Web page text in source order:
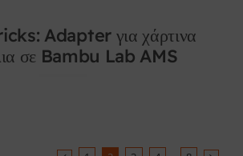
Adapter για χάρτινα
σε Bambu Lab AMS